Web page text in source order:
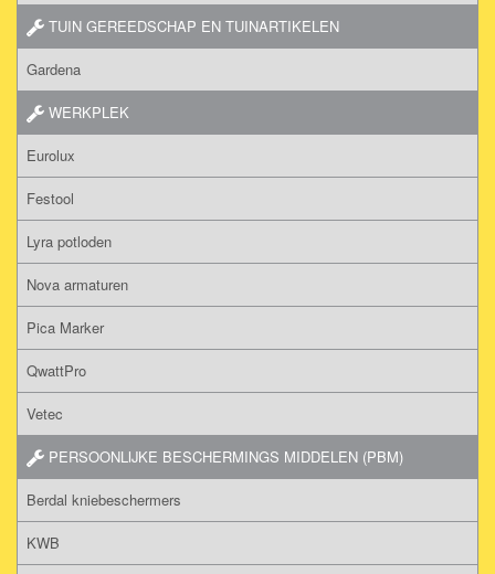
TUIN GEREEDSCHAP EN TUINARTIKELEN
Gardena
WERKPLEK
Eurolux
Festool
Lyra potloden
Nova armaturen
Pica Marker
QwattPro
Vetec
PERSOONLIJKE BESCHERMINGS MIDDELEN (PBM)
Berdal kniebeschermers
KWB